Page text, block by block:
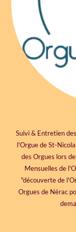
Suivi & Entretien
l'Orgue de St-
des Orgues lors
Mensuelles de
"découverte de
Orgues de Nérac